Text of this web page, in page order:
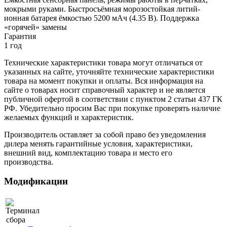
мокрыми руками. Быстросъёмная морозостойкая литий-
ионная батарея ёмкостью 5200 мАч (4.35 В). Поддержка
«горячей» замены
Гарантия
1 год
Технические характеристики товара могут отличаться от
указанных на сайте, уточняйте технические характеристики
товара на момент покупки и оплаты. Вся информация на
сайте о товарах носит справочный характер и не является
публичной офертой в соответствии с пунктом 2 статьи 437 ГК
РФ. Убедительно просим Вас при покупке проверять наличие
желаемых функций и характеристик.
Производитель оставляет за собой право без уведомления
дилера менять гарантийные условия, характеристики,
внешний вид, комплектацию товара и место его
производства.
Модификации